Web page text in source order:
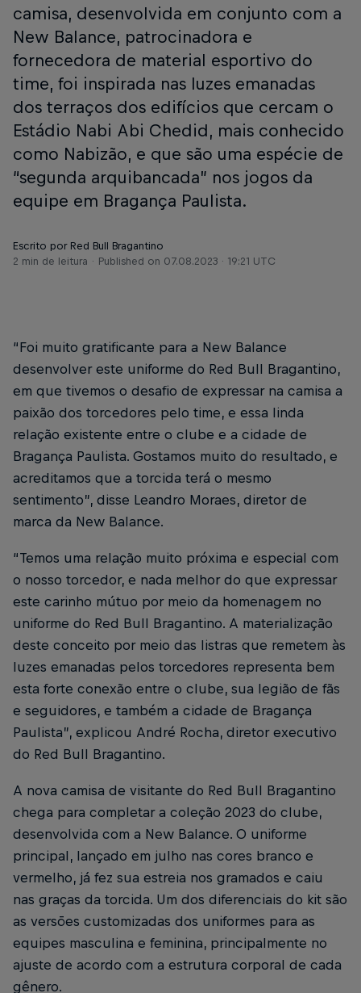
camisa, desenvolvida em conjunto com a
New Balance, patrocinadora e
fornecedora de material esportivo do
time, foi inspirada nas luzes emanadas
dos terraços dos edifícios que cercam o
Estádio Nabi Abi Chedid, mais conhecido
como Nabizão, e que são uma espécie de
“segunda arquibancada” nos jogos da
equipe em Bragança Paulista.
Escrito por Red Bull Bragantino
2 min de leitura
Published on 07.08.2023 · 19:21 UTC
“Foi muito gratificante para a New Balance
desenvolver este uniforme do Red Bull Bragantino,
em que tivemos o desafio de expressar na camisa a
paixão dos torcedores pelo time, e essa linda
relação existente entre o clube e a cidade de
Bragança Paulista. Gostamos muito do resultado, e
acreditamos que a torcida terá o mesmo
sentimento”, disse Leandro Moraes, diretor de
marca da New Balance.
“Temos uma relação muito próxima e especial com
o nosso torcedor, e nada melhor do que expressar
este carinho mútuo por meio da homenagem no
uniforme do Red Bull Bragantino. A materialização
deste conceito por meio das listras que remetem às
luzes emanadas pelos torcedores representa bem
esta forte conexão entre o clube, sua legião de fãs
e seguidores, e também a cidade de Bragança
Paulista”, explicou André Rocha, diretor executivo
do Red Bull Bragantino.
A nova camisa de visitante do Red Bull Bragantino
chega para completar a coleção 2023 do clube,
desenvolvida com a New Balance. O uniforme
principal, lançado em julho nas cores branco e
vermelho, já fez sua estreia nos gramados e caiu
nas graças da torcida. Um dos diferenciais do kit são
as versões customizadas dos uniformes para as
equipes masculina e feminina, principalmente no
ajuste de acordo com a estrutura corporal de cada
gênero.